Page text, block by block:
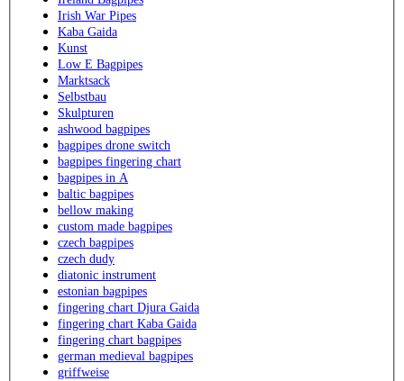
Irish War Pipes
Kaba Gaida
Kunst
Low E Bagpipes
Marktsack
Selbstbau
Skulpturen
ashwood bagpipes
bagpipes drone switch
bagpipes fingering chart
bagpipes in A
baltic bagpipes
bellow making
custom made bagpipes
czech bagpipes
czech dudy
diatonic instrument
estonian bagpipes
fingering chart Djura Gaida
fingering chart Kaba Gaida
fingering chart bagpipes
german medieval bagpipes
griffweise